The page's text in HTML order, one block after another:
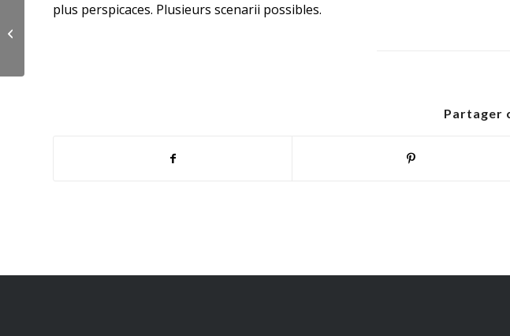
plus perspicaces. Plusieurs scenarii possibles.
Partager